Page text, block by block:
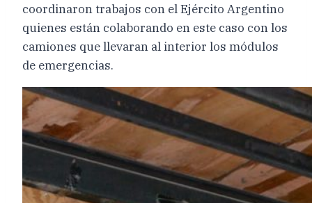
coordinaron trabajos con el Ejército Argentino
quienes están colaborando en este caso con los
camiones que llevaran al interior los módulos
de emergencias.